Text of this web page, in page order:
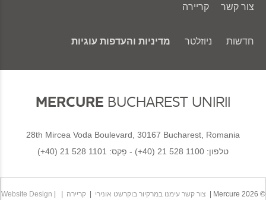
צור קשר קריירה
חדשות ניוזלטר מדיניות והעדפות עוגיות
MERCURE BUCHAREST UNIRII
28th Mircea Voda Boulevard, 30167 Bucharest, Romania
טלפון: (+40) 21 528 1100 - פַקס: (+40) 21 528 1101
© 2026 Mercure | צור קשר עימנו במרקיור בוקרשט אונירי |קריירה Website Design